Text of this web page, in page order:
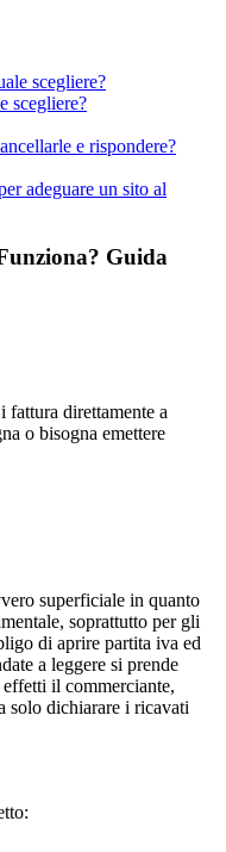
scegliere?
e rispondere?
adeguare un sito al
Guida
fattura direttamente a
o bisogna emettere
superficiale in quanto
soprattutto per gli
di aprire partita iva ed
a leggere si prende
il commerciante,
solo dichiarare i ricavati